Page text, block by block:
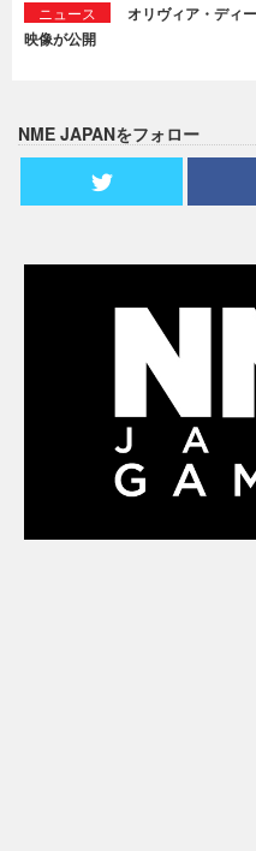
ニュース
オリヴィア・ディ
映像が公開
NME JAPANをフォロー